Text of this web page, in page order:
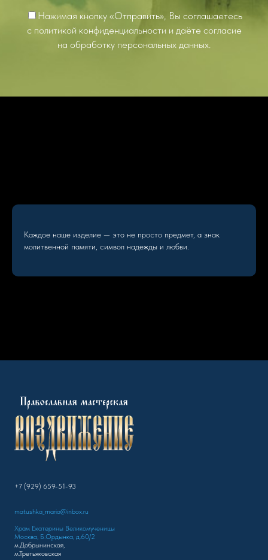
Нажимая кнопку «Отправить», Вы соглашаетесь
с политикой конфиденциальности и даёте согласие
на обработку персональных данных.
Каждое наше изделие — это не просто предмет, а знак
молитвенной памяти, символ надежды и любви.
+7 (929) 659-51-93
matushka_maria@inbox.ru
Храм Екатерины Великомученицы
Москва, Б.Ордынка, д.60/2
м.Добрынинская,
м.Третьяковская